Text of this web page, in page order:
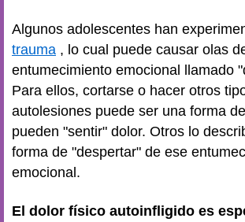
Algunos adolescentes han
trauma , lo cual puede causar olas
entumecimiento emocional llamado
Para ellos, cortarse o hacer otros
autolesiones puede ser una forma
pueden "sentir" dolor. Otros lo
forma de "despertar" de ese
emocional.
El dolor físico autoinfligido es